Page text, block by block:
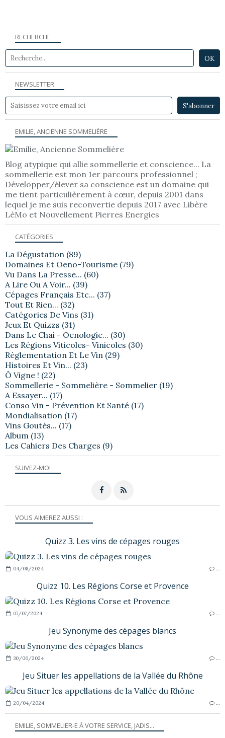
NEWSLETTER
SUIVEZ-MOI
RECHERCHE
EMILIE, ANCIENNE SOMMELIÈRE
Blog atypique qui allie sommellerie et conscience... La
sommellerie est mon 1er parcours professionnel ;
Développer/élever sa conscience est un domaine qui
me tient particulièrement à cœur, depuis 2001 dans
lequel je me suis reconvertie depuis 2017 avec Libère
LèMo et Nouvellement Pierres Energies
VOUS AIMEREZ AUSSI :
Quizz 3. Les vins de cépages rouges
04/08/2024 …
Quizz 10. Les Régions Corse et Provence
07/07/2024 …
Jeu Synonyme des cépages blancs
30/06/2024 …
Jeu Situer les appellations de la Vallée du Rhône
20/04/2024 …
CATÉGORIES
La Dégustation (89)
Domaines Et Oeno-Tourisme (79)
Vu Dans La Presse... (60)
A Lire Ou A Voir... (39)
Cépages Français Etc... (37)
Tout Et Rien... (32)
Catégories De Vins (31)
Jeux Et Quizzs (31)
Dans Le Chai - Oenologie... (30)
Les Régions Viticoles- Vinicoles (30)
Règlementation Et Le Vin (29)
Histoires Et Vin... (23)
Ô Vigne ! (22)
Sommellerie - Sommelière - Sommelier (19)
A Essayer... (17)
Conso Vin - Prévention Et Santé (17)
Mondialisation (17)
Vins Goutés... (17)
Album (13)
Les Cahiers Des Charges (9)
EMILIE, SOMMELIER-E À VOTRE SERVICE, JADIS...